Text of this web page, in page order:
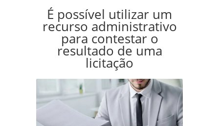
É possível utilizar um
recurso administrativo
para contestar o
resultado de uma
licitação